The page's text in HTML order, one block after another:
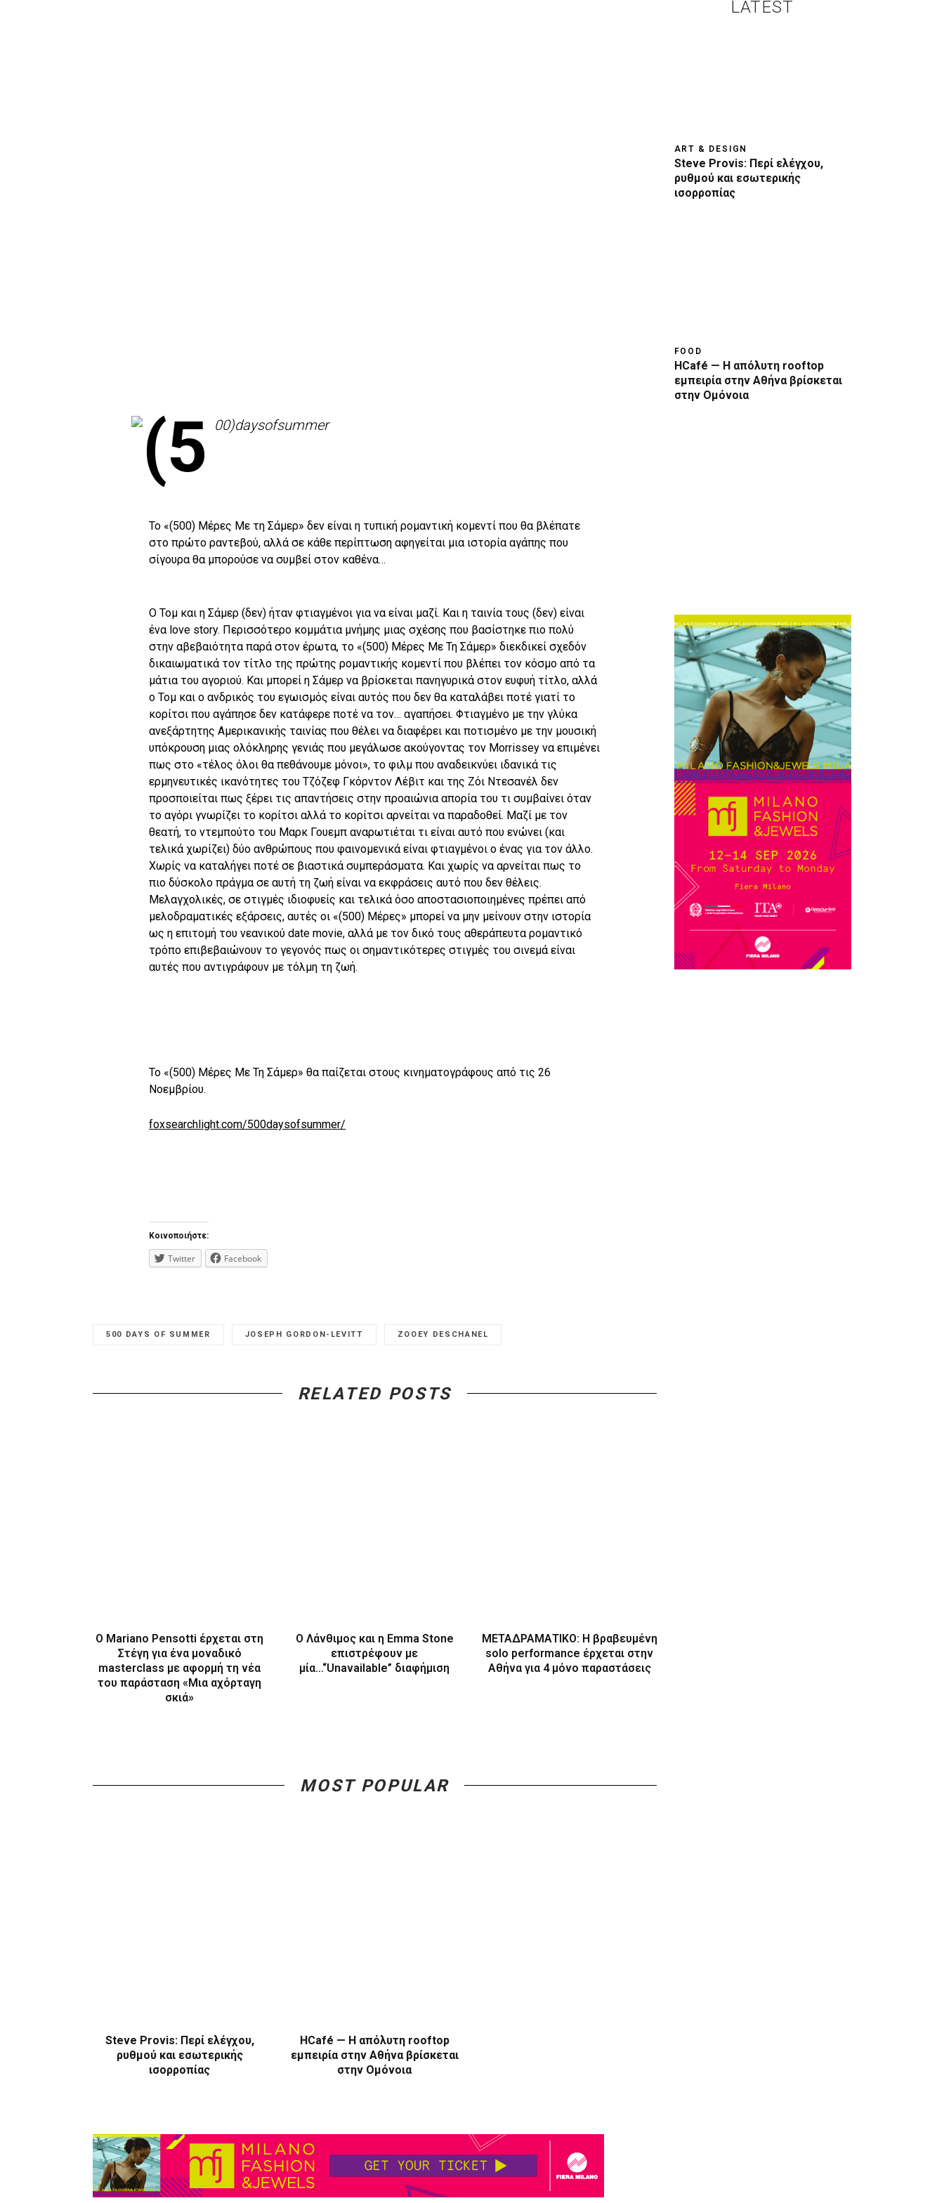
Το «(500) Μέρες Με τη Σάμερ» δεν είναι η τυπική ρομαντική κομεντί που θα βλέπατε
στο πρώτο ραντεβού, αλλά σε κάθε περίπτωση αφηγείται μια ιστορία αγάπης που
σίγουρα θα μπορούσε να συμβεί στον καθένα…
O Toμ και η Σάμερ (δεν) ήταν φτιαγμένοι για να είναι μαζί. Και η ταινία τους (δεν) είναι
ένα love story. Περισσότερο κομμάτια μνήμης μιας σχέσης που βασίστηκε πιο πολύ
στην αβεβαιότητα παρά στον έρωτα, το «(500) Μέρες Με Τη Σάμερ» διεκδικεί σχεδόν
δικαιωματικά τον τίτλο της πρώτης ρομαντικής κομεντί που βλέπει τον κόσμο από τα
μάτια του αγοριού. Και μπορεί η Σάμερ να βρίσκεται πανηγυρικά στον ευφυή τίτλο, αλλά
ο Τομ και ο ανδρικός του εγωισμός είναι αυτός που δεν θα καταλάβει ποτέ γιατί το
κορίτσι που αγάπησε δεν κατάφερε ποτέ να τον… αγαπήσει. Φτιαγμένο με την γλύκα
ανεξάρτητης Αμερικανικής ταινίας που θέλει να διαφέρει και ποτισμένο με την μουσική
υπόκρουση μιας ολόκληρης γενιάς που μεγάλωσε ακούγοντας τον Morrissey να επιμένει
πως στο «τέλος όλοι θα πεθάνουμε μόνοι», το φιλμ που αναδεικνύει ιδανικά τις
ερμηνευτικές ικανότητες του Τζόζεφ Γκόρντον Λέβιτ και της Ζόι Ντεσανέλ δεν
προσποιείται πως ξέρει τις απαντήσεις στην προαιώνια απορία του τι συμβαίνει όταν
το αγόρι γνωρίζει το κορίτσι αλλά το κορίτσι αρνείται να παραδοθεί. Μαζί με τον
θεατή, το ντεμπούτο του Μαρκ Γουεμπ αναρωτιέται τι είναι αυτό που ενώνει (και
τελικά χωρίζει) δύο ανθρώπους που φαινομενικά είναι φτιαγμένοι ο ένας για τον άλλο.
Χωρίς να καταλήγει ποτέ σε βιαστικά συμπεράσματα. Και χωρίς να αρνείται πως το
πιο δύσκολο πράγμα σε αυτή τη ζωή είναι να εκφράσεις αυτό που δεν θέλεις.
Μελαγχολικές, σε στιγμές ιδιοφυείς και τελικά όσο αποστασιοποιημένες πρέπει από
μελοδραματικές εξάρσεις, αυτές οι «(500) Μέρες» μπορεί να μην μείνουν στην ιστορία
ως η επιτομή του νεανικού date movie, αλλά με τον δικό τους αθεράπευτα ρομαντικό
τρόπο επιβεβαιώνουν το γεγονός πως οι σημαντικότερες στιγμές του σινεμά είναι
αυτές που αντιγράφουν με τόλμη τη ζωή.
To «(500) Μέρες Με Τη Σάμερ» θα παίζεται στους κινηματογράφους από τις 26
Νοεμβρίου.
foxsearchlight.com/500daysofsummer/
Κοινοποιήστε:
Twitter Facebook
500 DAYS OF SUMMER JOSEPH GORDON-LEVITT ZOOEY DESCHANEL
RELATED POSTS
Ο Mariano Pensotti έρχεται στη
Στέγη για ένα μοναδικό
masterclass με αφορμή τη νέα
του παράσταση «Μια αχόρταγη
σκιά»
Ο Λάνθιμος και η Emma Stone
επιστρέφουν με
μία…“Unavailable” διαφήμιση
ΜΕΤΑΔΡΑΜΑΤΙΚΟ: Η βραβευμένη
solo performance έρχεται στην
Αθήνα για 4 μόνο παραστάσεις
MOST POPULAR
Steve Provis: Περί ελέγχου,
ρυθμού και εσωτερικής
ισορροπίας
HCafé — Η απόλυτη rooftop
εμπειρία στην Αθήνα βρίσκεται
στην Ομόνοια
LATEST
ART & DESIGN
Steve Provis: Περί ελέγχου,
ρυθμού και εσωτερικής
ισορροπίας
FOOD
HCafé — Η απόλυτη rooftop
εμπειρία στην Αθήνα βρίσκεται
στην Ομόνοια